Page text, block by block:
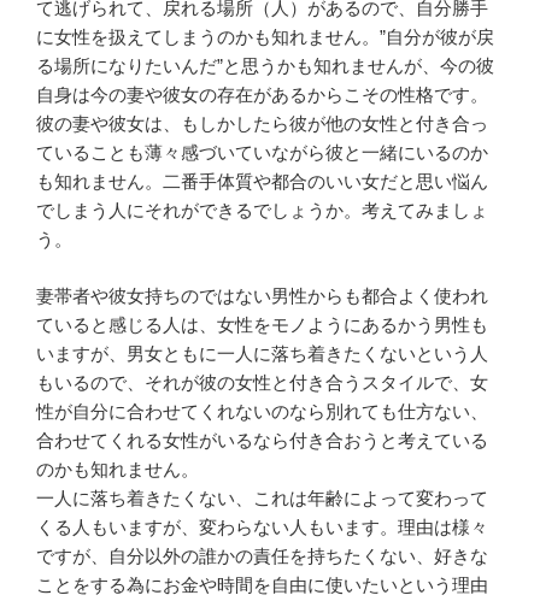
て逃げられて、戻れる場所（人）があるので、自分勝手
に女性を扱えてしまうのかも知れません。”自分が彼が戻
る場所になりたいんだ”と思うかも知れませんが、今の彼
自身は今の妻や彼女の存在があるからこその性格です。
彼の妻や彼女は、もしかしたら彼が他の女性と付き合っ
ていることも薄々感づいていながら彼と一緒にいるのか
も知れません。二番手体質や都合のいい女だと思い悩ん
でしまう人にそれができるでしょうか。考えてみましょ
う。
妻帯者や彼女持ちのではない男性からも都合よく使われ
ていると感じる人は、女性をモノようにあるかう男性も
いますが、男女ともに一人に落ち着きたくないという人
もいるので、それが彼の女性と付き合うスタイルで、女
性が自分に合わせてくれないのなら別れても仕方ない、
合わせてくれる女性がいるなら付き合おうと考えている
のかも知れません。
一人に落ち着きたくない、これは年齢によって変わって
くる人もいますが、変わらない人もいます。理由は様々
ですが、自分以外の誰かの責任を持ちたくない、好きな
ことをする為にお金や時間を自由に使いたいという理由